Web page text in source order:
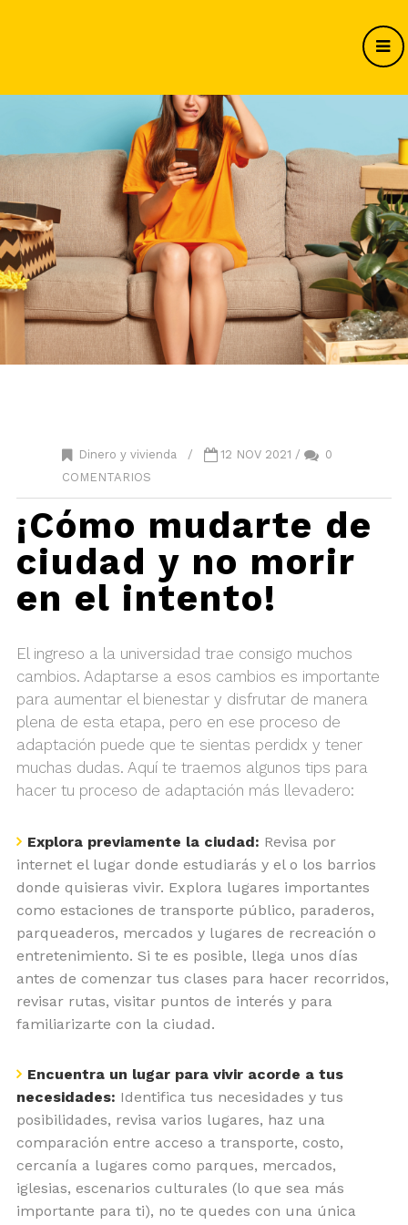
Dinero y vivienda/ 12 NOV 2021 /
0
COMENTARIOS
¡Cómo mudarte de
ciudad y no morir
en el intento!
El ingreso a la universidad trae consigo muchos
cambios. Adaptarse a esos cambios es importante
para aumentar el bienestar y disfrutar de manera
plena de esta etapa, pero en ese proceso de
adaptación puede que te sientas perdidx y tener
muchas dudas. Aquí te traemos algunos tips para
hacer tu proceso de adaptación más llevadero:
Explora previamente la ciudad: Revisa por
internet el lugar donde estudiarás y el o los barrios
donde quisieras vivir. Explora lugares importantes
como estaciones de transporte público, paraderos,
parqueaderos, mercados y lugares de recreación o
entretenimiento. Si te es posible, llega unos días
antes de comenzar tus clases para hacer recorridos,
revisar rutas, visitar puntos de interés y para
familiarizarte con la ciudad.
Encuentra un lugar para vivir acorde a tus
necesidades: Identifica tus necesidades y tus
posibilidades, revisa varios lugares, haz una
comparación entre acceso a transporte, costo,
cercanía a lugares como parques, mercados,
iglesias, escenarios culturales (lo que sea más
importante para ti), no te quedes con una única